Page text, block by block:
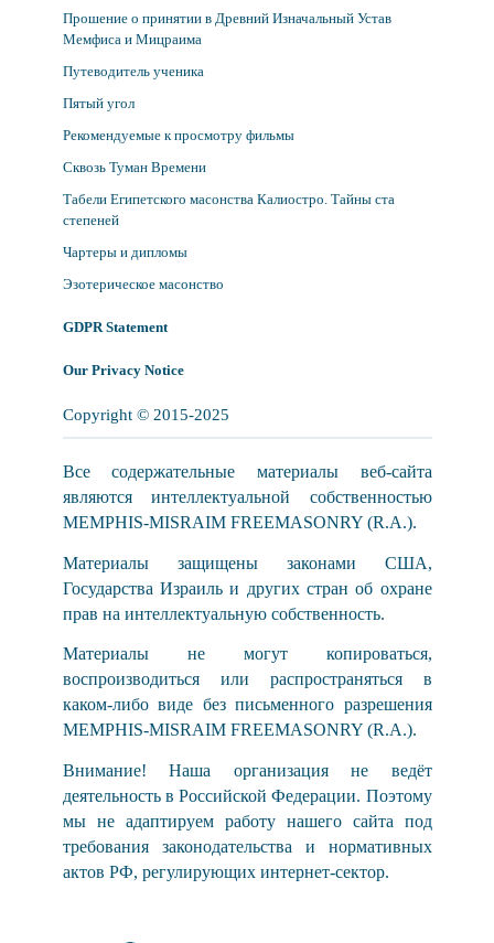
Прошение о принятии в Древний Изначальный Устав
Мемфиса и Мицраима
Путеводитель ученика
Пятый угол
Рекомендуемые к просмотру фильмы
Сквозь Туман Времени
Табели Египетского масонства Калиостро. Тайны ста
степеней
Чартеры и дипломы
Эзотерическое масонство
GDPR Statement
Our Privacy Notice
Copyright © 2015-2025
Все содержательные материалы веб-сайта
являются интеллектуальной собственностью
MEMPHIS-MISRAIM FREEMASONRY (R.A.).
Материалы защищены законами США,
Государства Израиль и других стран об охране
прав на интеллектуальную собственность.
Материалы не могут копироваться,
воспроизводиться или распространяться в
каком-либо виде без письменного разрешения
MEMPHIS-MISRAIM FREEMASONRY (R.A.).
Внимание! Наша организация не ведёт
деятельность в Российской Федерации. Поэтому
мы не адаптируем работу нашего сайта под
требования законодательства и нормативных
актов РФ, регулирующих интернет-сектор.